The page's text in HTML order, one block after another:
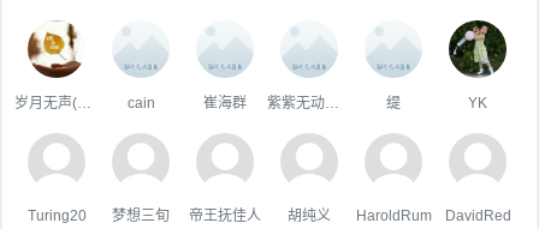
cain 崔海群 缇 YK
Turing20 梦想三旬 帝王抚佳人 胡纯义 HaroldRum DavidRed